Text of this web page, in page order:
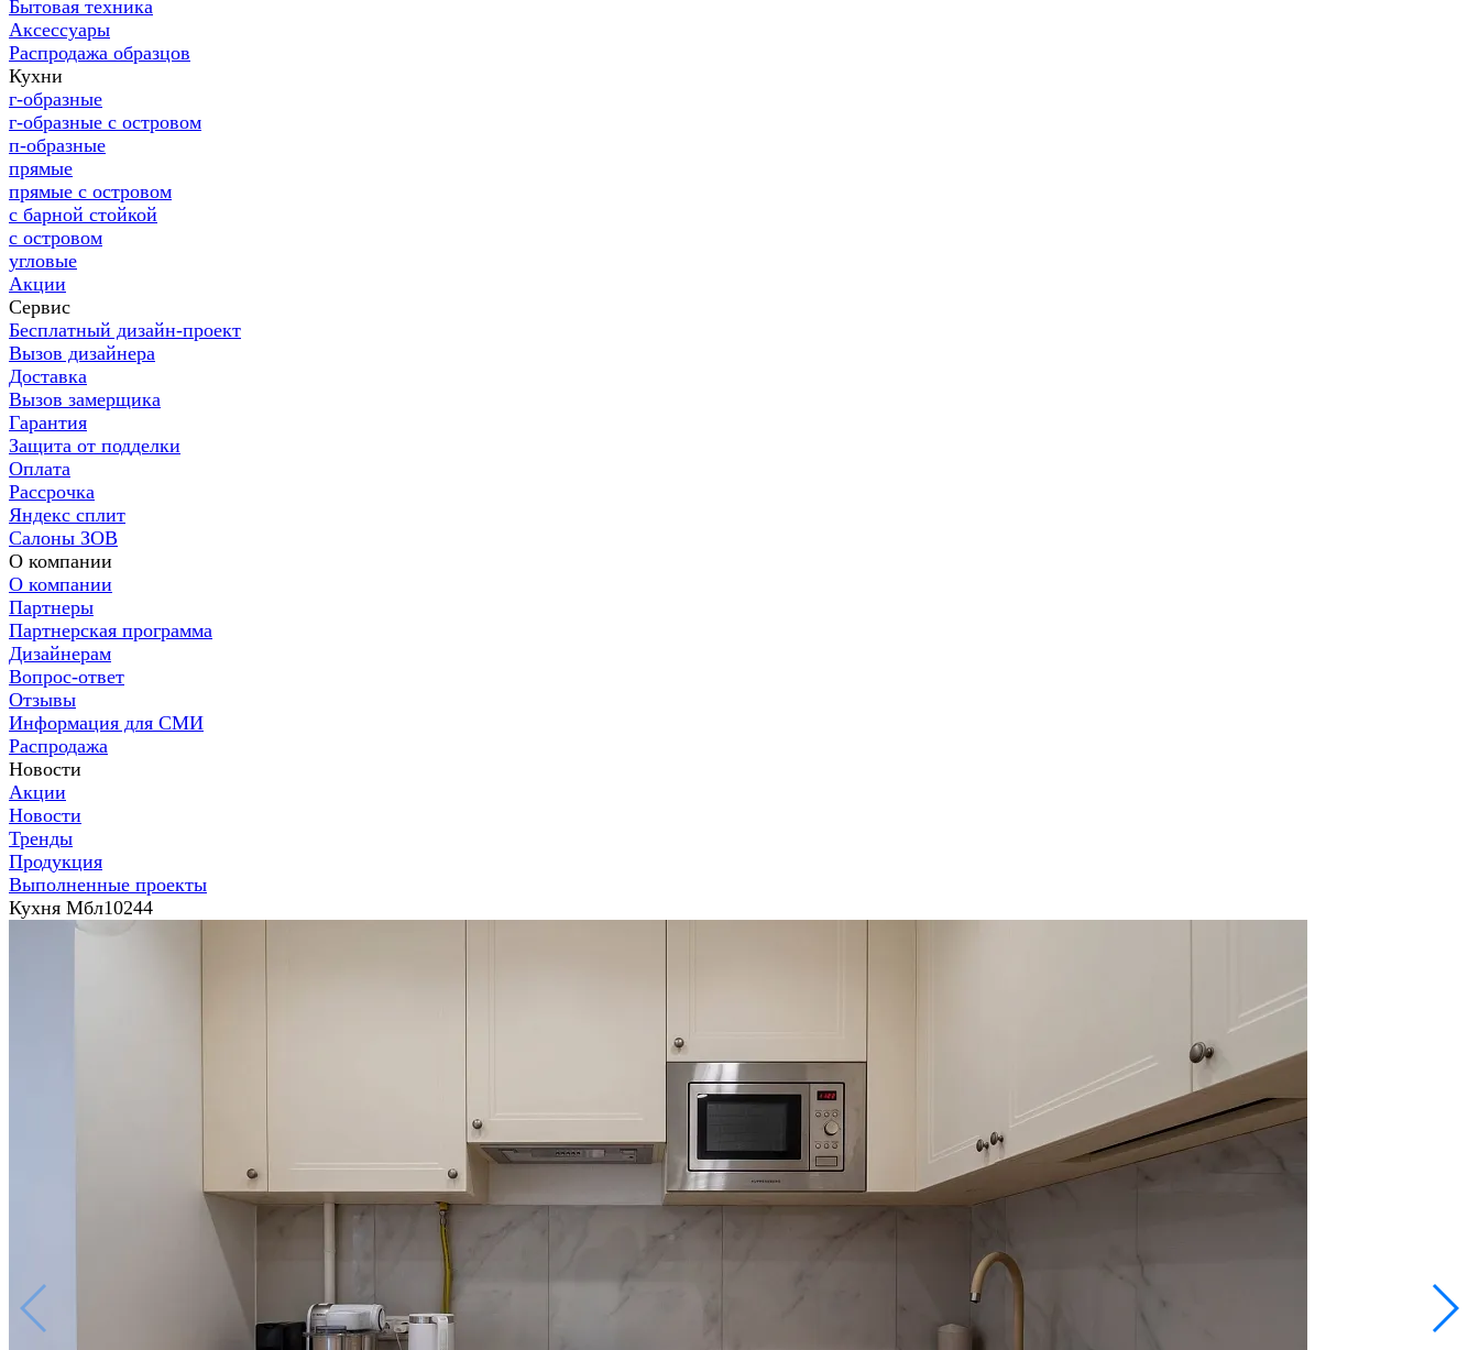
Бытовая техника
Аксессуары
Распродажа образцов
Кухни
г-образные
г-образные с островом
п-образные
прямые
прямые с островом
с барной стойкой
с островом
угловые
Акции
Сервис
Бесплатный дизайн-проект
Вызов дизайнера
Доставка
Вызов замерщика
Гарантия
Защита от подделки
Оплата
Рассрочка
Яндекс сплит
Салоны ЗОВ
О компании
О компании
Партнеры
Партнерская программа
Дизайнерам
Вопрос-ответ
Отзывы
Информация для СМИ
Распродажа
Новости
Акции
Новости
Тренды
Продукция
Выполненные проекты
Кухня Мбл10244